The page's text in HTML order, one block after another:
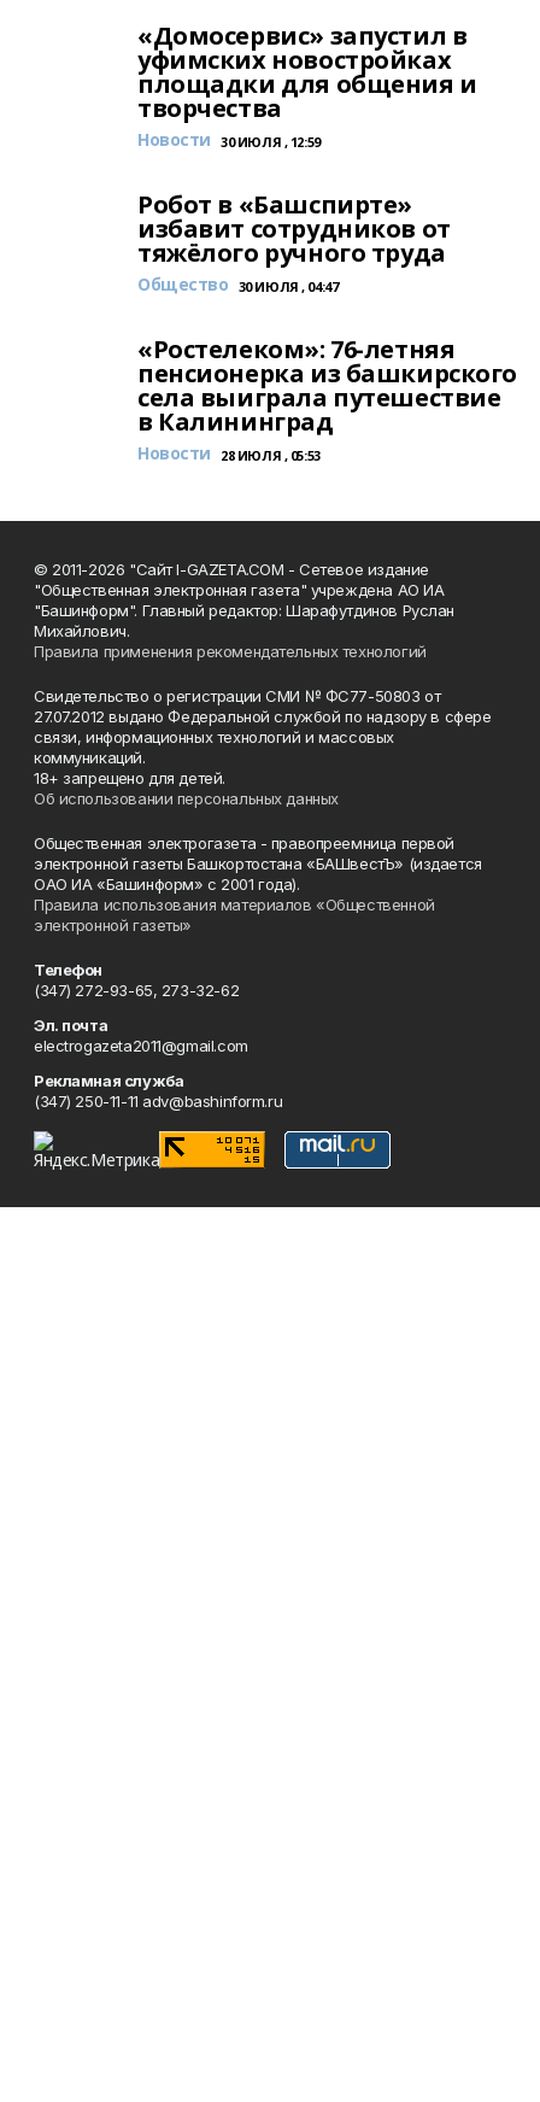
«Домосервис» запустил в
уфимских новостройках
площадки для общения и
творчества
Новости 30 ИЮЛЯ , 12:59
Робот в «Башспирте»
избавит сотрудников от
тяжёлого ручного труда
Общество 30 ИЮЛЯ , 04:47
«Ростелеком»: 76-летняя
пенсионерка из башкирского
села выиграла путешествие
в Калининград
Новости 28 ИЮЛЯ , 05:53
© 2011-2026 "Сайт I-GAZETA.COM - Сетевое издание
"Общественная электронная газета" учреждена АО ИА
"Башинформ". Главный редактор: Шарафутдинов Руслан
Михайлович.
Правила применения рекомендательных технологий
Свидетельство о регистрации СМИ № ФС77-50803 от
27.07.2012 выдано Федеральной службой по надзору в сфере
связи, информационных технологий и массовых
коммуникаций.
18+ запрещено для детей.
Об использовании персональных данных
Общественная электрогазета - правопреемница первой
электронной газеты Башкортостана «БАШвестЪ» (издается
ОАО ИА «Башинформ» с 2001 года).
Правила использования материалов «Общественной
электронной газеты»
Телефон
(347) 272-93-65, 273-32-62
Эл. почта
electrogazeta2011@gmail.com
Рекламная служба
(347) 250-11-11 adv@bashinform.ru